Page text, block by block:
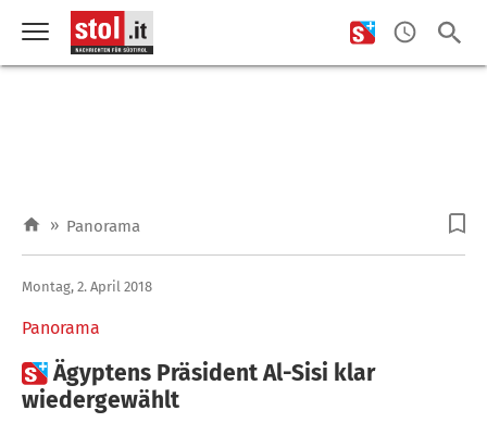
» Panorama
Panorama
Montag, 2. April 2018
Ägyptens Präsident Al-Sisi klar
wiedergewählt